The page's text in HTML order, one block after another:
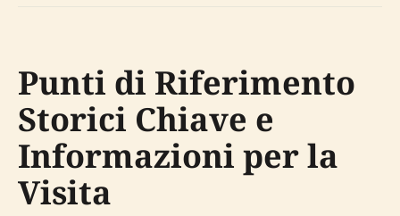
Punti di Riferimento
Storici Chiave e
Informazioni per la
Visita